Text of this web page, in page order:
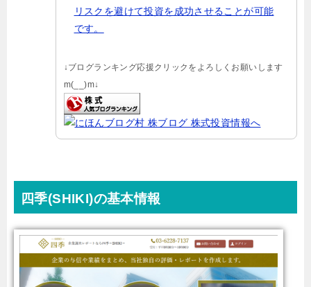
リスクを避けて投資を成功させることが可能
です。
↓ブログランキング応援クリックをよろしくお願いします
m(__)m↓
四季(SHIKI)の基本情報